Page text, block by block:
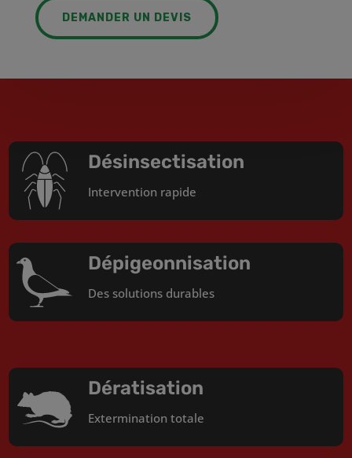
DEMANDER UN DEVIS
Désinsectisation
Intervention rapide
Dépigeonnisation
Des solutions durables
Dératisation
Extermination totale